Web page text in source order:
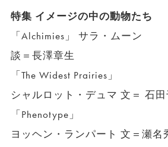
特集 イメージの中の動物たち
「Alchimies」 サラ・ムーン
談＝長澤章生
「The Widest Prairies」
シャルロット・デュマ 文＝ 石田
「Phenotype」
ヨッヘン・ランパート 文＝瀬名